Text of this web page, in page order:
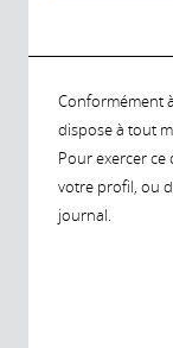
Conformément
dispose à tout
Pour exercer
votre profil, ou
journal.